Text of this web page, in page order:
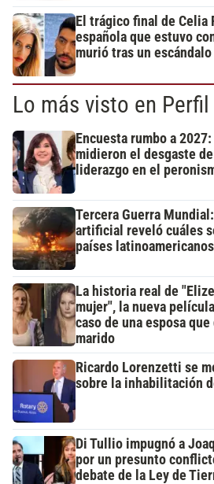
El trágico final de Celia
española que estuvo
murió tras un escándalo
Lo más visto en Perfil
Encuesta rumbo a
midieron el desgaste
liderazgo en el
Tercera Guerra
artificial reveló cuáles
países
La historia real de
mujer", la nueva
caso de una esposa
marido
Ricardo Lorenzetti se
sobre la inhabilitación
Di Tullio impugnó a
por un presunto
debate de la Ley de